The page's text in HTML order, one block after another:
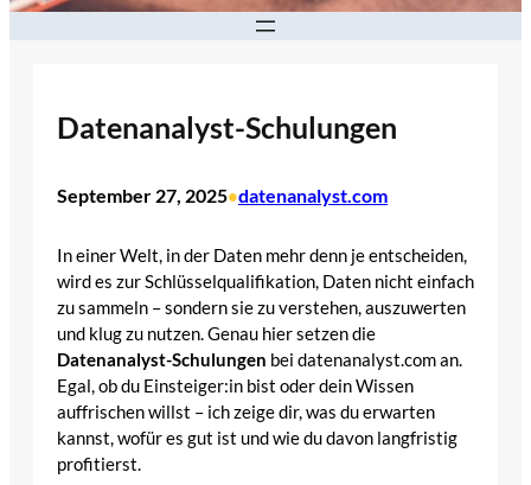
Datenanalyst-Schulungen
September 27, 2025•datenanalyst.com
In einer Welt, in der Daten mehr denn je entscheiden,
wird es zur Schlüsselqualifikation, Daten nicht einfach
zu sammeln – sondern sie zu verstehen, auszuwerten
und klug zu nutzen. Genau hier setzen die
Datenanalyst-Schulungen bei datenanalyst.com an.
Egal, ob du Einsteiger:in bist oder dein Wissen
auffrischen willst – ich zeige dir, was du erwarten
kannst, wofür es gut ist und wie du davon langfristig
profitierst.